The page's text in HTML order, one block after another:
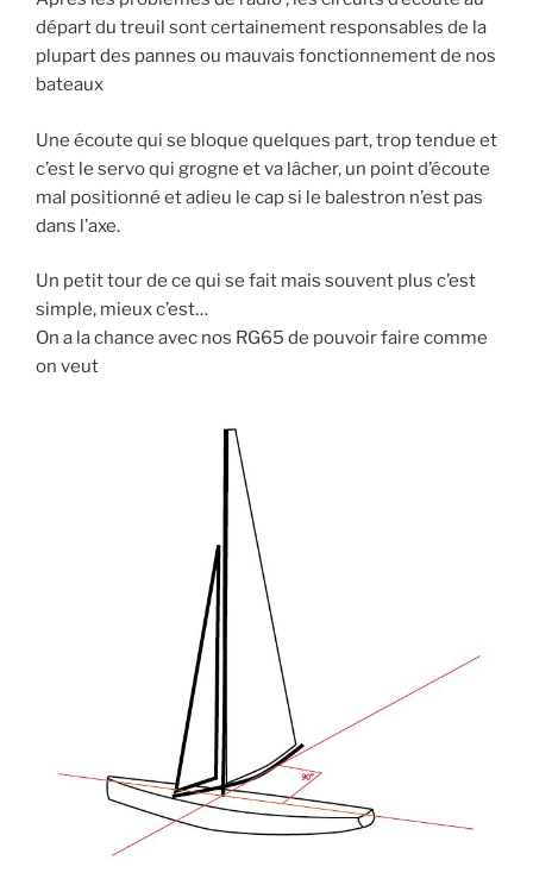
départ du treuil sont certainement responsables de la
plupart des pannes ou mauvais fonctionnement de nos
bateaux
Une écoute qui se bloque quelques part, trop tendue et
c’est le servo qui grogne et va lâcher, un point d’écoute
mal positionné et adieu le cap si le balestron n’est pas
dans l’axe.
Un petit tour de ce qui se fait mais souvent plus c’est
simple, mieux c’est…
On a la chance avec nos RG65 de pouvoir faire comme
on veut